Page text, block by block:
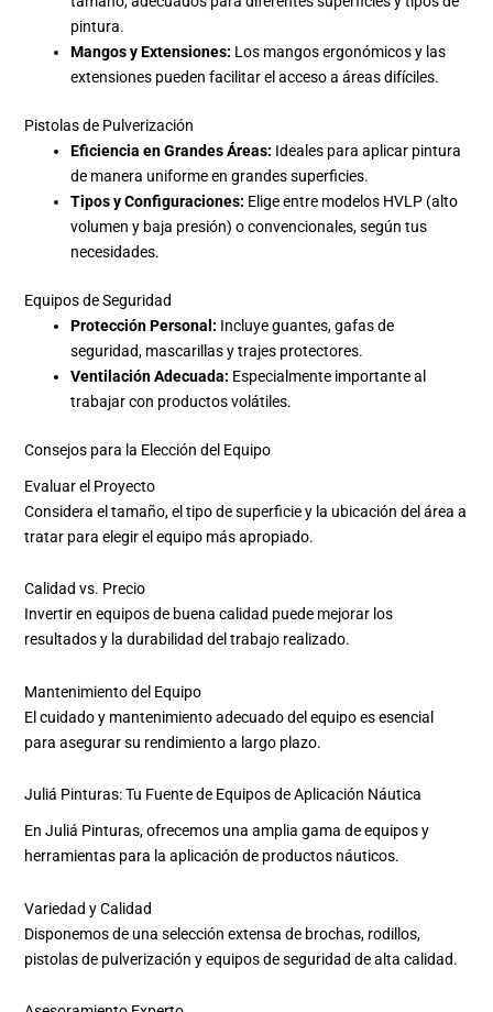
pintura.
Mangos y Extensiones: Los mangos ergonómicos y las
extensiones pueden facilitar el acceso a áreas difíciles.
Pistolas de Pulverización
Eficiencia en Grandes Áreas: Ideales para aplicar pintura
de manera uniforme en grandes superficies.
Tipos y Configuraciones: Elige entre modelos HVLP (alto
volumen y baja presión) o convencionales, según tus
necesidades.
Equipos de Seguridad
Protección Personal: Incluye guantes, gafas de
seguridad, mascarillas y trajes protectores.
Ventilación Adecuada: Especialmente importante al
trabajar con productos volátiles.
Consejos para la Elección del Equipo
Evaluar el Proyecto
Considera el tamaño, el tipo de superficie y la ubicación del área a
tratar para elegir el equipo más apropiado.
Calidad vs. Precio
Invertir en equipos de buena calidad puede mejorar los
resultados y la durabilidad del trabajo realizado.
Mantenimiento del Equipo
El cuidado y mantenimiento adecuado del equipo es esencial
para asegurar su rendimiento a largo plazo.
Juliá Pinturas: Tu Fuente de Equipos de Aplicación Náutica
En Juliá Pinturas, ofrecemos una amplia gama de equipos y
herramientas para la aplicación de productos náuticos.
Variedad y Calidad
Disponemos de una selección extensa de brochas, rodillos,
pistolas de pulverización y equipos de seguridad de alta calidad.